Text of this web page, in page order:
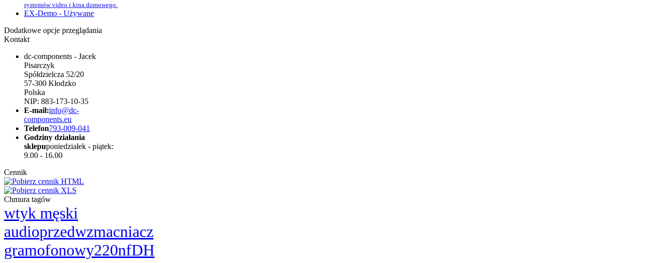
systemów video i kina domowego.
EX-Demo - Używane
Dodatkowe opcje przeglądania
Kontakt
dc-components - Jacek
Pisarczyk
Spółdzielcza 52/20
57-300 Kłodzko
Polska
NIP: 883-173-10-35
E-mail:info@dc-
components.eu
Telefon793-009-041
Godziny działania
sklepuponiedziałek - piątek:
9.00 - 16.00
Cennik
Chmura tagów
wtyk męski
audioprzedwzmacniacz
gramofonowy220nfDH